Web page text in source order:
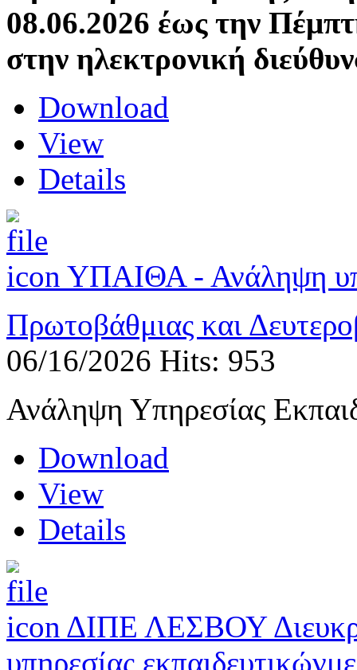
08.06.2026 έως την
στην ηλεκτρονική
Download
View
Details
ΥΠΑΙΘΑ - Ανάληψη
Πρωτοβάθμιας και
06/16/2026 Hits: 953
Ανάληψη Υπηρεσίας
Download
View
Details
ΔΙΠΕ ΛΕΣΒΟΥ
υπηρεσίας